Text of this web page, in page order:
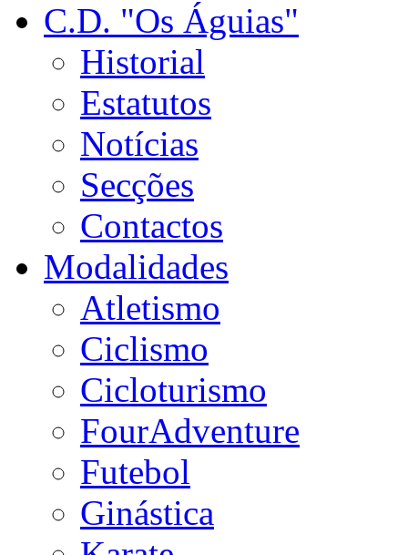
C.D. "Os Águias"
Historial
Estatutos
Notícias
Secções
Contactos
Modalidades
Atletismo
Ciclismo
Cicloturismo
FourAdventure
Futebol
Ginástica